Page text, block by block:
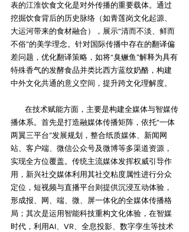
表的江淮饮食文化是对外传播的重要载体。通过
挖掘饮食背后的历史脉络（如青莲岗文化起源、
大运河带来的食材融合），展示“清而不淡、鲜而
不俗”的美学理念。针对国际传播中存在的翻译偏
差问题，优化翻译策略，如将“臭鳜鱼”解释为具有
特殊香气的发酵食品并类比西方蓝纹奶酪，构建
中外文化共通的意义空间，提升跨文化理解度。
在技术赋能方面，主要是构建全媒体与智媒传
播体系。首先是打造融媒体传播矩阵‌，依托“一体
两翼三平台”发展规划，整合纸质媒体、新闻网
站、客户端、微信公众号及微博等多渠道资源，
实现全方位覆盖。传统主流媒体发挥权威引导作
用，新兴社交媒体利用其社交粘度属性进行分众
定位，短视频与直播平台则提供沉浸互动体验，
形成报、网、端、微、屏一体化的全媒体传播格
局；其次是运用智能科技重构文化体验‌，在智媒
时代，利用AI、VR、全息投影、数字孪生等技术